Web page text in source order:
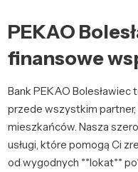
PEKAO
finansowe
Bank PEKAO
przede wszystkim
mieszkańców. Nasza
usługi, które pomogą Ci
od wygodnych **lokat**